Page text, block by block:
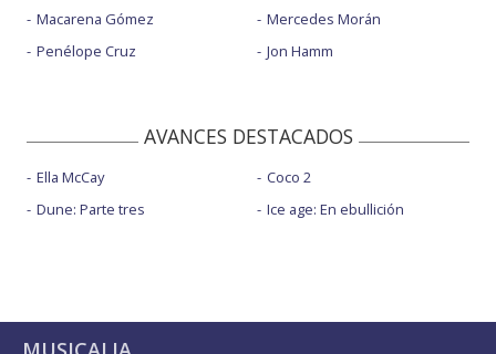
Macarena Gómez
Penélope Cruz
Mercedes Morán
Jon Hamm
AVANCES DESTACADOS
Ella McCay
Dune: Parte tres
Coco 2
Ice age: En ebullición